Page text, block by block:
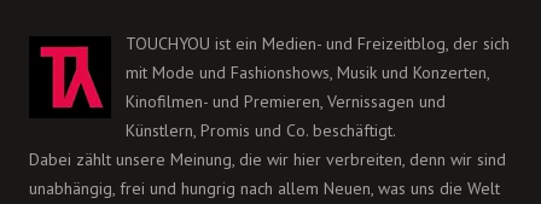
TOUCHYOU ist ein Medien- und Freizeitblog, der sich
mit Mode und Fashionshows, Musik und Konzerten,
Kinofilmen- und Premieren, Vernissagen und
Künstlern, Promis und Co. beschäftigt.
Dabei zählt unsere Meinung, die wir hier verbreiten, denn wir sind
unabhängig, frei und hungrig nach allem Neuen, was uns die Welt